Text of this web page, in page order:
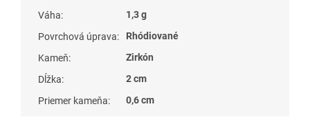
Váha:
1,3 g
Povrchová úprava:
Rhódiované
Kameň:
Zirkón
Dĺžka:
2 cm
Priemer kameňa: 0,6 cm